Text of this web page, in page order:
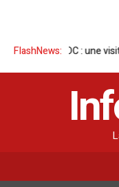
FlashNews:
RDC : une visite sous